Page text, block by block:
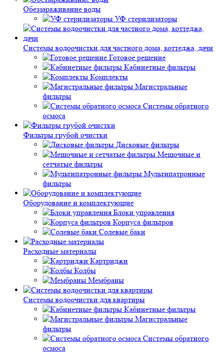
Обеззараживание воды
УФ стерилизаторы
Системы водоочистки для частного дома, коттеджа, дачи
Готовое решение
Кабинетные фильтры
Комплекты
Магистральные
фильтры
Системы обратного
осмоса
Фильтры грубой очистки
Дисковые фильтры
Мешочные и
сетчатые фильтры
Мультипатронные
фильтры
Оборудование и комплектующие
Блоки управления
Корпуса фильтров
Солевые баки
Расходные материалы
Картриджи
Колбы
Мембраны
Системы водоочистки для квартиры
Кабинетные фильтры
Магистральные
фильтры
Системы обратного
осмоса